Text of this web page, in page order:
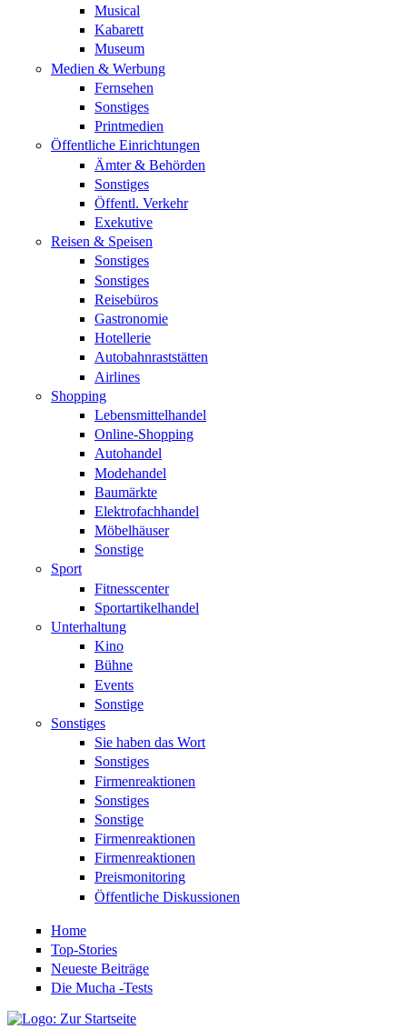
Musical
Kabarett
Museum
Medien & Werbung
Fernsehen
Sonstiges
Printmedien
Öffentliche Einrichtungen
Ämter & Behörden
Sonstiges
Öffentl. Verkehr
Exekutive
Reisen & Speisen
Sonstiges
Sonstiges
Reisebüros
Gastronomie
Hotellerie
Autobahnraststätten
Airlines
Shopping
Lebensmittelhandel
Online-Shopping
Autohandel
Modehandel
Baumärkte
Elektrofachhandel
Möbelhäuser
Sonstige
Sport
Fitnesscenter
Sportartikelhandel
Unterhaltung
Kino
Bühne
Events
Sonstige
Sonstiges
Sie haben das Wort
Sonstiges
Firmenreaktionen
Sonstiges
Sonstige
Firmenreaktionen
Firmenreaktionen
Preismonitoring
Öffentliche Diskussionen
Home
Top-Stories
Neueste Beiträge
Die Mucha -Tests